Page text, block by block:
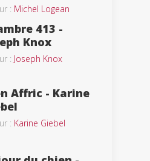
: Michel Logean
413 -
Knox
: Joseph Knox
Affric - Karine
: Karine Giebel